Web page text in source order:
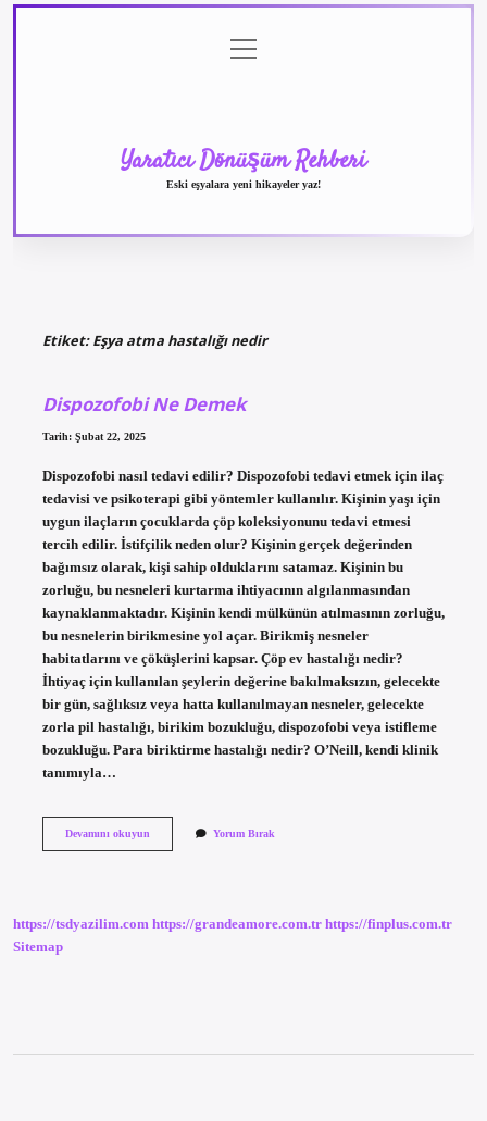
menüyü
aç
Yaratıcı Dönüşüm Rehberi
Eski eşyalara yeni hikayeler yaz!
Etiket:Eşya atma hastalığı nedir
Dispozofobi Ne Demek
Tarih: Şubat 22, 2025
Dispozofobi nasıl tedavi edilir? Dispozofobi tedavi etmek için ilaç
tedavisi ve psikoterapi gibi yöntemler kullanılır. Kişinin yaşı için
uygun ilaçların çocuklarda çöp koleksiyonunu tedavi etmesi
tercih edilir. İstifçilik neden olur? Kişinin gerçek değerinden
bağımsız olarak, kişi sahip olduklarını satamaz. Kişinin bu
zorluğu, bu nesneleri kurtarma ihtiyacının algılanmasından
kaynaklanmaktadır. Kişinin kendi mülkünün atılmasının zorluğu,
bu nesnelerin birikmesine yol açar. Birikmiş nesneler
habitatlarını ve çöküşlerini kapsar. Çöp ev hastalığı nedir?
İhtiyaç için kullanılan şeylerin değerine bakılmaksızın, gelecekte
bir gün, sağlıksız veya hatta kullanılmayan nesneler, gelecekte
zorla pil hastalığı, birikim bozukluğu, dispozofobi veya istifleme
bozukluğu. Para biriktirme hastalığı nedir? O’Neill, kendi klinik
tanımıyla…
Devamını okuyunDispozofobi
Yorum Bırak
https://tsdyazilim.com https://grandeamore.com.tr https://finplus.com.tr
Sitemap